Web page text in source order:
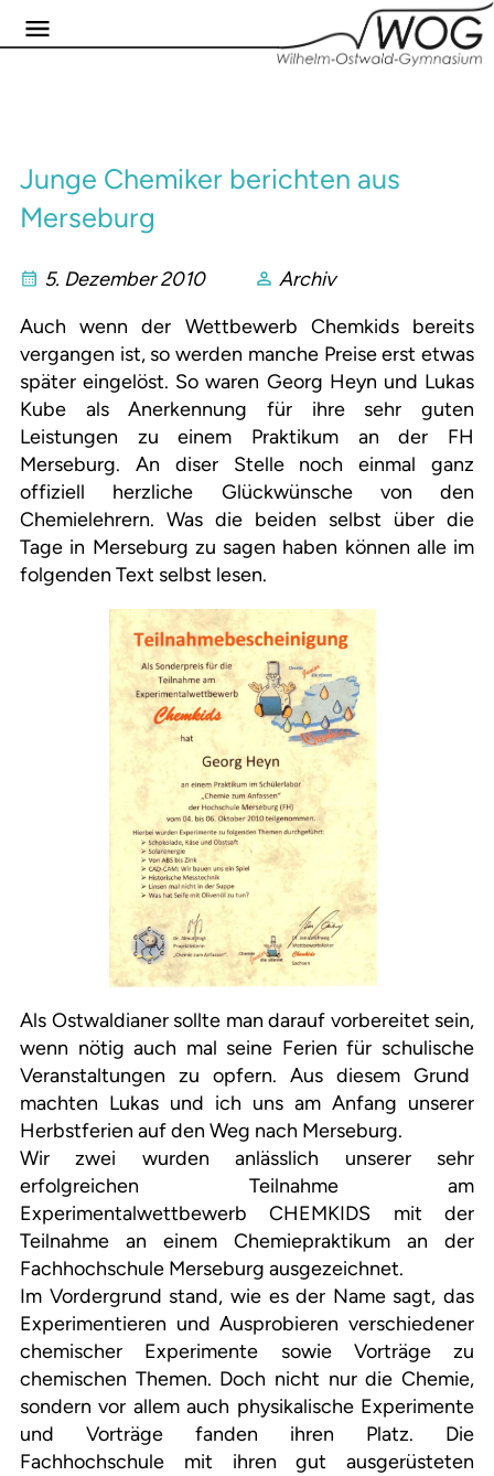
Junge Chemiker berichten aus
Merseburg
5. Dezember 2010
Archiv
Auch wenn der Wettbewerb Chemkids bereits
vergangen ist, so werden manche Preise erst etwas
später eingelöst. So waren Georg Heyn und Lukas
Kube als Anerkennung für ihre sehr guten
Leistungen zu einem Praktikum an der FH
Merseburg. An diser Stelle noch einmal ganz
offiziell herzliche Glückwünsche von den
Chemielehrern. Was die beiden selbst über die
Tage in Merseburg zu sagen haben können alle im
folgenden Text selbst lesen.
Als Ostwaldianer sollte man darauf vorbereitet sein,
wenn nötig auch mal seine Ferien für schulische
Veranstaltungen zu opfern. Aus diesem Grund
machten Lukas und ich uns am Anfang unserer
Herbstferien auf den Weg nach Merseburg.
Wir zwei wurden anlässlich unserer sehr
erfolgreichen Teilnahme am
Experimentalwettbewerb CHEMKIDS mit der
Teilnahme an einem Chemiepraktikum an der
Fachhochschule Merseburg ausgezeichnet.
Im Vordergrund stand, wie es der Name sagt, das
Experimentieren und Ausprobieren verschiedener
chemischer Experimente sowie Vorträge zu
chemischen Themen. Doch nicht nur die Chemie,
sondern vor allem auch physikalische Experimente
und Vorträge fanden ihren Platz. Die
Fachhochschule mit ihren gut ausgerüsteten